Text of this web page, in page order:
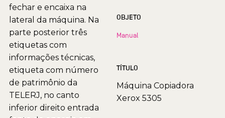
fechar e encaixa na
lateral da máquina. Na
parte posterior três
etiquetas com
informações técnicas,
etiqueta com número
de patrimônio da
TELERJ, no canto
inferior direito entrada
OBJETO
Manual
TÍTULO
Máquina Copiadora
Xerox 5305